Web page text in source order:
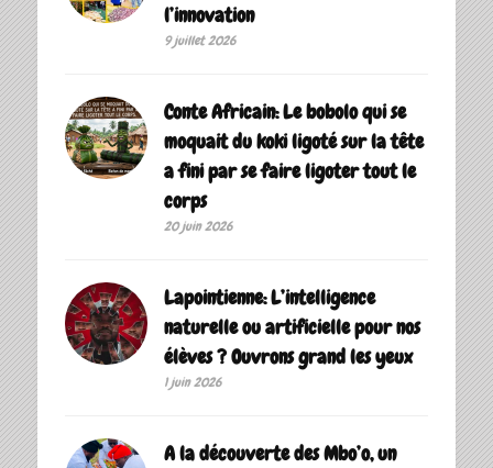
l’innovation
9 juillet 2026
Conte Africain: Le bobolo qui se
moquait du koki ligoté sur la tête
a fini par se faire ligoter tout le
corps
20 juin 2026
Lapointienne: L’intelligence
naturelle ou artificielle pour nos
élèves ? Ouvrons grand les yeux
1 juin 2026
A la découverte des Mbo’o, un